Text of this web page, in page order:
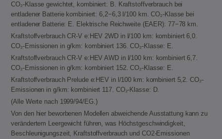
CO₂-Klasse gewichtet, kombiniert: B. Kraftstoffverbrauch bei
entladener Batterie kombiniert: 6,2−6,3 l/100 km. CO₂-Klasse bei
entladener Batterie: E. Elektrische Reichweite (EAER): 77−78 km.
Kraftstoffverbrauch CR-V e:HEV 2WD in l/100 km: kombiniert 6,0.
CO₂-Emissionen in g/km: kombiniert 136. CO₂-Klasse: E.
Kraftstoffverbrauch CR-V e:HEV AWD in l/100 km: kombiniert 6,7.
CO₂-Emissionen in g/km: kombiniert 152. CO₂-Klasse: E.
Kraftstoffverbrauch Prelude e:HEV in l/100 km: kombiniert 5,2. CO₂-
Emissionen in g/km: kombiniert 117. CO₂-Klasse: D.
(Alle Werte nach 1999/94/EG.)
Von den hier beworbenen Modellen abweichende Ausstattung kann zu
verändertem Leergewicht führen, was Höchstgeschwindigkeit,
Beschleunigungszeit, Kraftstoffverbrauch und CO2-Emissionen